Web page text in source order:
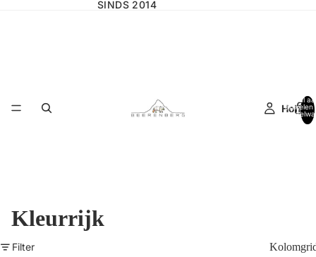
SINDS 2014
Home
Totaal
artikelen
Kleurrijk
Filter